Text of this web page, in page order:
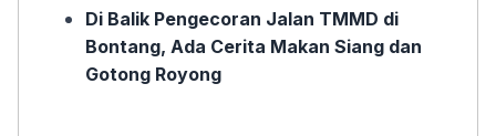
Di Balik Pengecoran Jalan TMMD di
Bontang, Ada Cerita Makan Siang dan
Gotong Royong